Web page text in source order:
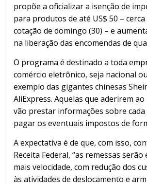
propõe a oficializar a isenção de
para produtos de até US$ 50 – cerca
cotação de domingo (30) – e
na liberação das encomendas de
O programa é destinado a toda
comércio eletrônico, seja nacional
exemplo das gigantes chinesas
AliExpress. Aquelas que aderirem
vão prestar informações sobre cada
pagar os eventuais impostos de
A expectativa é de que, com isso,
Receita Federal, “as remessas
mais velocidade, com redução dos
às atividades de deslocamento e